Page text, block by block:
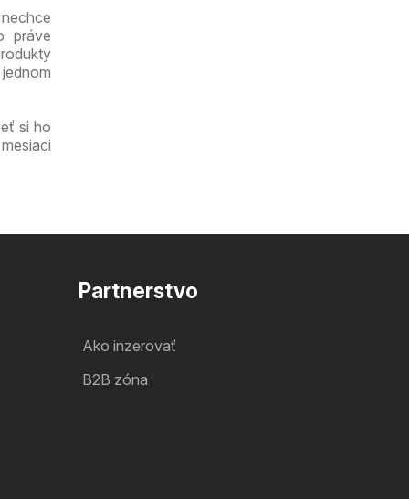
práve
si ho
Partnerstvo
Ako inzerovať
B2B zóna